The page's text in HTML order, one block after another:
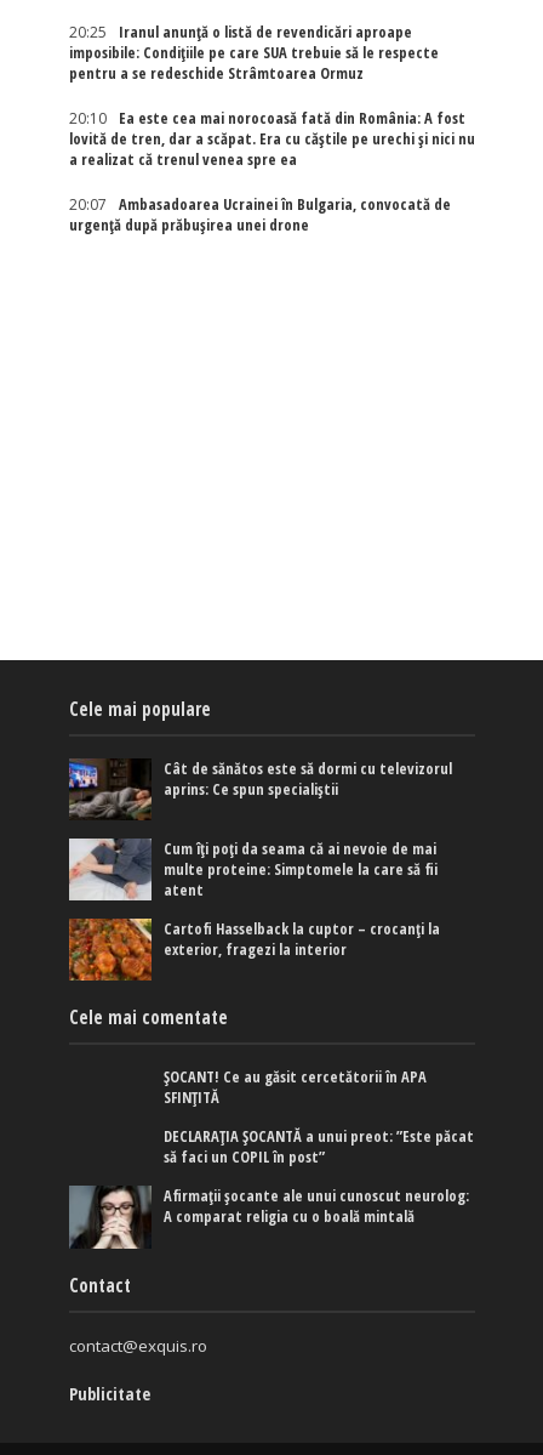
20:25
Iranul anunță o listă de revendicări aproape
imposibile: Condițiile pe care SUA trebuie să le respecte
pentru a se redeschide Strâmtoarea Ormuz
20:10
Ea este cea mai norocoasă fată din România: A fost
lovită de tren, dar a scăpat. Era cu căștile pe urechi și nici nu
a realizat că trenul venea spre ea
20:07
Ambasadoarea Ucrainei în Bulgaria, convocată de
urgență după prăbușirea unei drone
Cele mai populare
Cât de sănătos este să dormi cu televizorul
aprins: Ce spun specialiștii
Cum îți poți da seama că ai nevoie de mai
multe proteine: Simptomele la care să fii
atent
Cartofi Hasselback la cuptor – crocanți la
exterior, fragezi la interior
Cele mai comentate
ȘOCANT! Ce au găsit cercetătorii în APA
SFINȚITĂ
DECLARAȚIA ȘOCANTĂ a unui preot: ”Este păcat
să faci un COPIL în post”
Afirmaţii şocante ale unui cunoscut neurolog:
A comparat religia cu o boală mintală
Contact
contact@exquis.ro
Publicitate